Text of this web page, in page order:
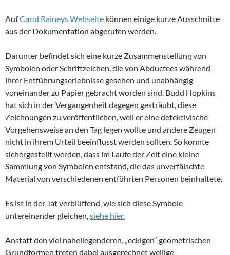
AufCarol Raineys Webseite können einige kurze Ausschnitte
aus der Dokumentation abgerufen werden.
Darunter befindet sich eine kurze Zusammenstellung von
Symbolen oder Schriftzeichen, die von Abductees während
ihrer Entführungserlebnisse gesehen und unabhängig
voneinander zu Papier gebracht worden sind. Budd Hopkins
hat sich in der Vergangenheit dagegen gesträubt, diese
Zeichnungen zu veröffentlichen, weil er eine detektivische
Vorgehensweise an den Tag legen wollte und andere Zeugen
nicht in ihrem Urteil beeinflusst werden sollten. So konnte
sichergestellt werden, dass im Laufe der Zeit eine kleine
Sammlung von Symbolen entstand, die das unverfälschte
Material von verschiedenen entführten Personen beinhaltete.
Es ist in der Tat verblüffend, wie sich diese Symbole
untereinander gleichen,siehe hier.
Anstatt den viel naheliegenderen, „eckigen“ geometrischen
Grundformen treten dabei ausgerechnet wellige